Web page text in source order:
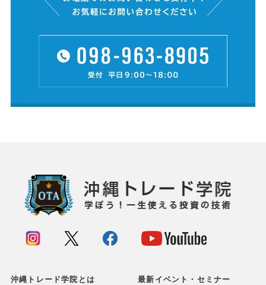
沖縄トレード学院とは 最新イベント・セミナー